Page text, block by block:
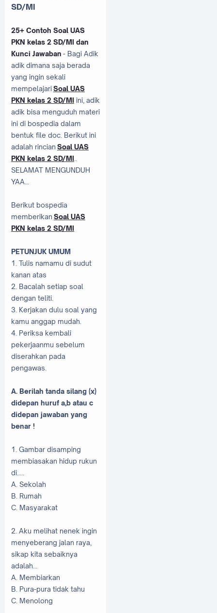
SD/MI
25+ Contoh Soal UAS
PKN kelas 2 SD/MI dan
Kunci Jawaban - Bagi Adik
adik dimana saja berada
yang ingin sekali
mempelajariSoal UAS
PKN kelas 2 SD/MI ini, adik
adik bisa menguduh materi
ini di bospedia dalam
bentuk file doc. Berikut ini
adalah rincian Soal UAS
PKN kelas 2 SD/MI
SELAMAT MENGUNDUH
YAA...
Berikut bospedia
memberikan Soal UAS
PKN kelas 2 SD/MI
PETUNJUK UMUM
1. Tulis namamu di sudut
kanan atas
2. Bacalah setiap soal
dengan teliti.
3. Kerjakan dulu soal yang
kamu anggap mudah.
4. Periksa kembali
pekerjaanmu sebelum
diserahkan pada
pengawas.
A. Berilah tanda silang (x)
didepan huruf a,b atau c
didepan jawaban yang
benar !
1. Gambar disamping
membiasakan hidup rukun
di.....
A. Sekolah
B. Rumah
C. Masyarakat
2. Aku melihat nenek ingin
menyeberang jalan raya,
sikap kita sebaiknya
adalah...
A. Membiarkan
B. Pura-pura tidak tahu
C. Menolong